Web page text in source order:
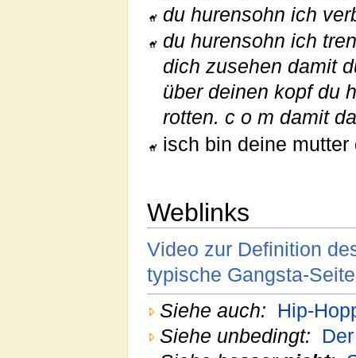
du hurensohn ich
du hurensohn ich
dich zusehen damit
über deinen kopf du
rotten. c o m damit
isch bin deine mutter
Weblinks
Video zur Definition
typische Gangsta-Seite
Siehe auch:
Hip-
Siehe unbedingt: